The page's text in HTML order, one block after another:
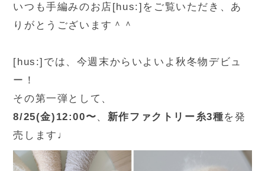
いつも手編みのお店[hus:]をご覧いただき、あ
りがとうございます＾＾
[hus:]では、今週末からいよいよ秋冬物デビュ
ー！
その第一弾として、
8/25(金)12:00〜、 新作ファクトリー糸3種を発
売します♩